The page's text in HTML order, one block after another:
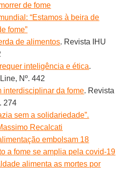
de fome
“Estamos à beira de
fome”
de alimentos. Revista IHU
inteligência e ética.
Nº. 442
interdisciplinar da fome. Revista
274
sem a solidariedade”.
Recalcati
embolsam 18
a fome se amplia pela covid-19
alimenta as mortes por